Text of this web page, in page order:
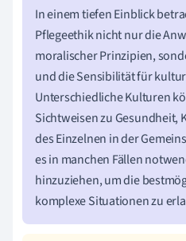
In einem tiefen Einblick
Pflegeethik nicht nur die
moralischer Prinzipien,
und die Sensibilität für
Unterschiedliche Kulturen
Sichtweisen zu Gesundheit,
des Einzelnen in der
es in manchen Fällen
hinzuziehen, um die
komplexe Situationen zu